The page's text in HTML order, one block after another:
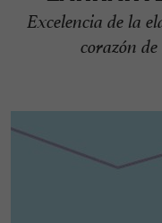
Excelencia de la
corazón